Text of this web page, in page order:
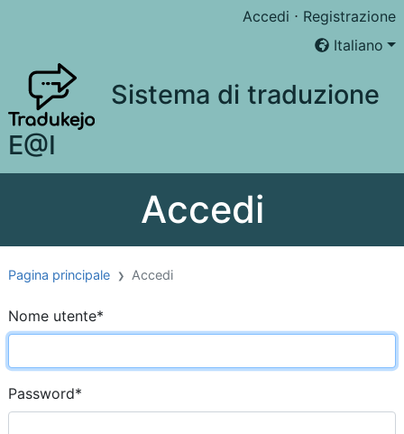
Accedi ⋅ Registrazione
Italiano
Sistema di traduzione
E@I
Accedi
Pagina principale Accedi
Nome utente*
Password*